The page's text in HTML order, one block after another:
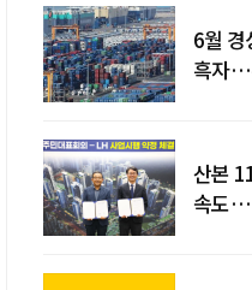
6월 경
흑자…
산본
속도